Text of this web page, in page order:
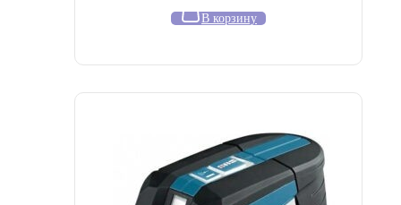
В корзину